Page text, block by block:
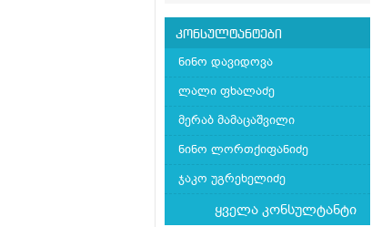
კონსულტანტები
ნინო დავიდოვა
ლალი ფხალაძე
მერაბ მამაცაშვილი
ნინო ლორთქიფანიძე
ჯაკო უგრეხელიძე
ყველა კონსულტანტი